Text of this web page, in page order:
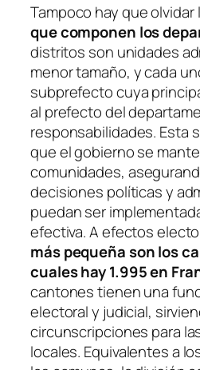
Tampoco hay que olvidar
que componen los
distritos son unidades
menor tamaño, y cada
subprefecto cuya
al prefecto del
responsabilidades. Esta
que el gobierno se
comunidades,
decisiones políticas y
puedan ser
efectiva. A efectos
más pequeña son los
cuales hay 1.995 en
cantones tienen una
electoral y judicial,
circunscripciones para
locales. Equivalentes a